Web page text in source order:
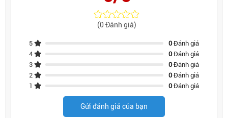
(0 Đánh giá)
5 0Đánh giá
4
0Đánh giá
3
0Đánh giá
2
0Đánh giá
1
0Đánh giá
Gửi đánh giá của bạn